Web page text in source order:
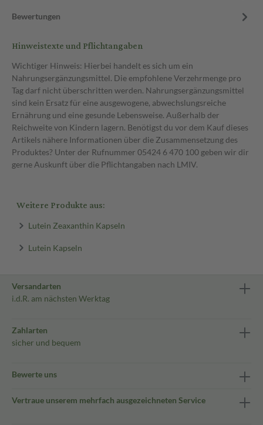
Bewertungen
Hinweistexte und Pflichtangaben
Wichtiger Hinweis: Hierbei handelt es sich um ein
Nahrungsergänzungsmittel. Die empfohlene Verzehrmenge pro
Tag darf nicht überschritten werden. Nahrungsergänzungsmittel
sind kein Ersatz für eine ausgewogene, abwechslungsreiche
Ernährung und eine gesunde Lebensweise. Außerhalb der
Reichweite von Kindern lagern. Benötigst du vor dem Kauf dieses
Artikels nähere Informationen über die Zusammensetzung des
Produktes? Unter der Rufnummer 05424 6 470 100 geben wir dir
gerne Auskunft über die Pflichtangaben nach LMIV.
Weitere Produkte aus:
Lutein Zeaxanthin Kapseln
Lutein Kapseln
Versandarten
i.d.R. am nächsten Werktag
Zahlarten
sicher und bequem
Bewerte uns
Vertraue unserem mehrfach ausgezeichneten Service